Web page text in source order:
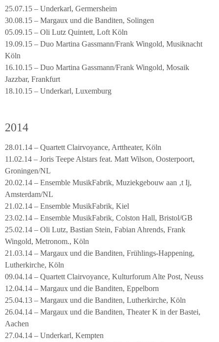
25.07.15 – Underkarl, Germersheim
30.08.15 – Margaux und die Banditen, Solingen
05.09.15 – Oli Lutz Quintett, Loft Köln
19.09.15 – Duo Martina Gassmann/Frank Wingold, Musiknacht
Köln
16.10.15 – Duo Martina Gassmann/Frank Wingold, Mosaik
Jazzbar, Frankfurt
18.10.15 – Underkarl, Luxemburg
2014
28.01.14 – Quartett Clairvoyance, Arttheater, Köln
11.02.14 – Joris Teepe Alstars feat. Matt Wilson, Oosterpoort,
Groningen/NL
20.02.14 – Ensemble MusikFabrik, Muziekgebouw aan ‚t Ij,
Amsterdam/NL
21.02.14 – Ensemble MusikFabrik, Kiel
23.02.14 – Ensemble MusikFabrik, Colston Hall, Bristol/GB
25.02.14 – Oli Lutz, Bastian Stein, Fabian Ahrends, Frank
Wingold, Metronom., Köln
21.03.14 – Margaux und die Banditen, Frühlings-Happening,
Lutherkirche, Köln
09.04.14 – Quartett Clairvoyance, Kulturforum Alte Post, Neuss
12.04.14 – Margaux und die Banditen, Eppelborn
25.04.13 – Margaux und die Banditen, Lutherkirche, Köln
26.04.14 – Margaux und die Banditen, Theater K in der Bastei,
Aachen
27.04.14 – Underkarl, Kempten